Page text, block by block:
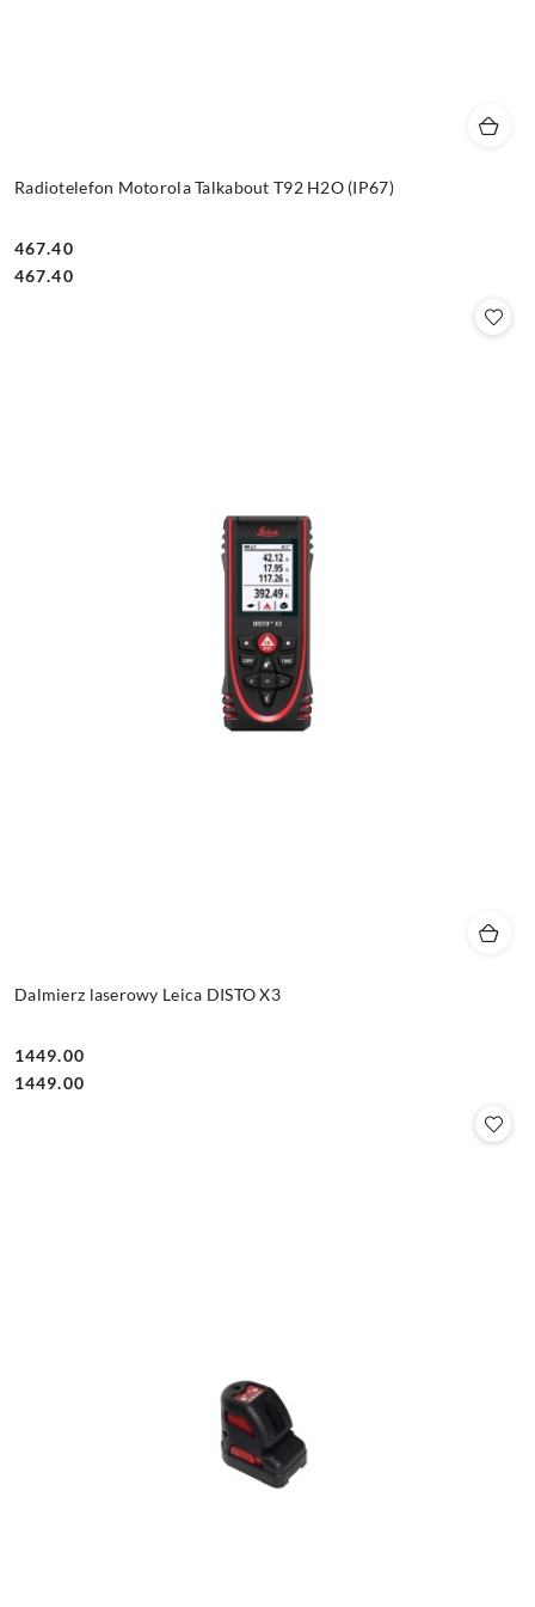
Radiotelefon Motorola Talkabout T92 H2O (IP67)
Cena:
467.40
Cena:
467.40
Dalmierz laserowy Leica DISTO X3
Cena:
1449.00
Cena:
1449.00